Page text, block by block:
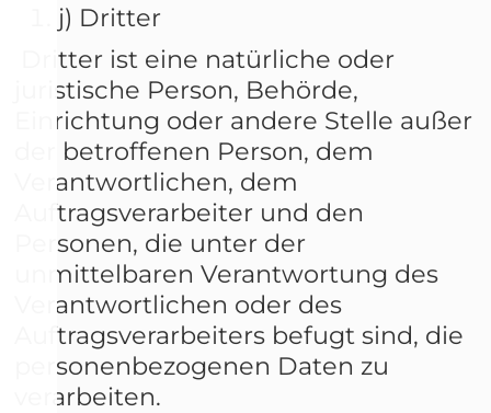
j) Dritter
Dritter ist eine natürliche oder
juristische Person, Behörde,
Einrichtung oder andere Stelle außer
der betroffenen Person, dem
Verantwortlichen, dem
Auftragsverarbeiter und den
Personen, die unter der
unmittelbaren Verantwortung des
Verantwortlichen oder des
Auftragsverarbeiters befugt sind, die
personenbezogenen Daten zu
verarbeiten.